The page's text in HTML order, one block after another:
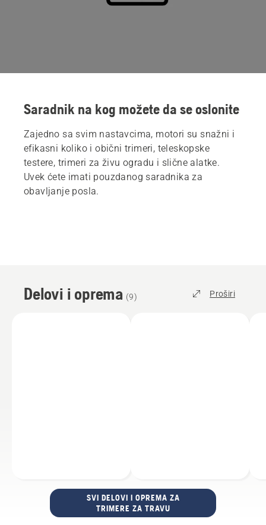
Saradnik na kog možete da se oslonite
Zajedno sa svim nastavcima, motori su snažni i
efikasni koliko i obični trimeri, teleskopske
testere, trimeri za živu ogradu i slične alatke.
Uvek ćete imati pouzdanog saradnika za
obavljanje posla.
Delovi i oprema (9) Proširi
SVI DELOVI I OPREMA ZA
TRIMERE ZA TRAVU